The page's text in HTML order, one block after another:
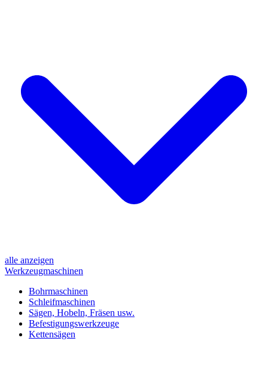
alle anzeigen
Werkzeugmaschinen
Bohrmaschinen
Schleifmaschinen
Sägen, Hobeln, Fräsen usw.
Befestigungswerkzeuge
Kettensägen